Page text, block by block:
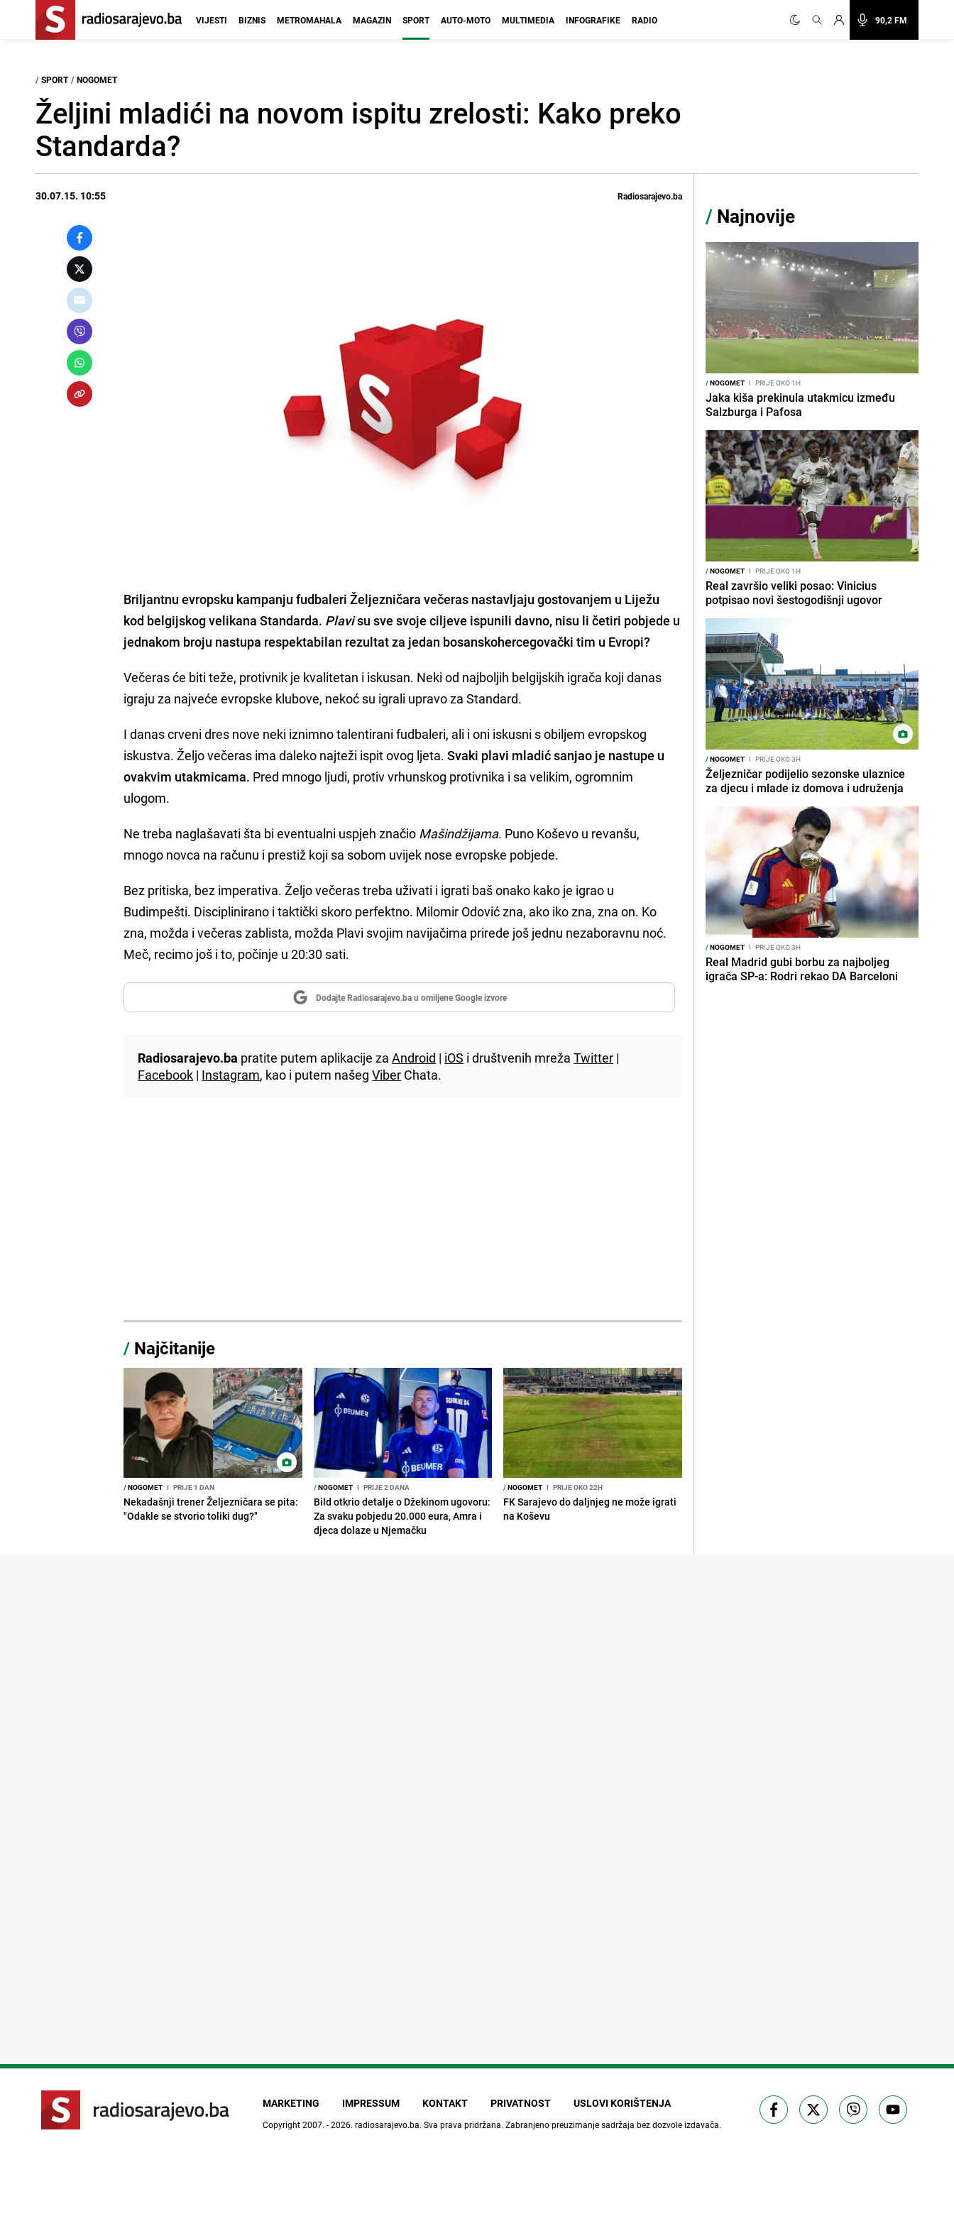
90,2 FM
VIJESTI BIZNIS METROMAHALA MAGAZIN SPORT AUTO-MOTO MULTIMEDIA INFOGRAFIKE RADIO
/ SPORT / NOGOMET
Željini mladići na novom ispitu zrelosti: Kako preko
Standarda?
30.07.15. 10:55 Radiosarajevo.ba
Briljantnu evropsku kampanju fudbaleriŽeljezničaravečeras nastavljaju gostovanjem u Liježu
kod belgijskog velikanaStandarda. Plavisu sve svoje ciljeve ispunili davno, nisu li četiri pobjede u
jednakom broju nastupa respektabilan rezultat za jedan bosanskohercegovački tim u Evropi?
Večeras će biti teže, protivnik je kvalitetan i iskusan. Neki od najboljih belgijskih igrača koji danas
igraju za najveće evropske klubove, nekoć su igrali upravo za Standard.
I danas crveni dres nove neki iznimno talentirani fudbaleri, ali i oni iskusni s obiljem evropskog
iskustva. Željo večeras ima daleko najteži ispit ovog ljeta.Svaki plavi mladić sanjao je nastupe u
ovakvim utakmicama. Pred mnogo ljudi, protiv vrhunskog protivnika i sa velikim, ogromnim
ulogom.
Ne treba naglašavati šta bi eventualni uspjeh značio Mašindžijama. Puno Koševo u revanšu,
mnogo novca na računu i prestiž koji sa sobom uvijek nose evropske pobjede.
Bez pritiska, bez imperativa. Željo večeras treba uživati i igrati baš onako kako je igrao u
Budimpešti. Disciplinirano i taktički skoro perfektno. Milomir Odović zna, ako iko zna, zna on. Ko
zna, možda i večeras zablista, možda Plavi svojim navijačima prirede još jednu nezaboravnu noć.
Meč, recimo još i to, počinje u 20:30 sati.
Dodajte Radiosarajevo.ba u omiljene Google izvore
Radiosarajevo.ba pratite putem aplikacije zaAndroid | iOS i društvenih mrežaTwitter |
Facebook | Instagram, kao i putem našegViber Chata.
/ Najčitanije
/NOGOMET I PRIJE 1 DAN
Nekadašnji trener Željezničara se pita:
"Odakle se stvorio toliki dug?"
/NOGOMET I PRIJE 2 DANA
Bild otkrio detalje o Džekinom ugovoru:
Za svaku pobjedu 20.000 eura, Amra i
djeca dolaze u Njemačku
/NOGOMET I PRIJE OKO 22H
FK Sarajevo do daljnjeg ne može igrati
na Koševu
/ Najnovije
/NOGOMET I PRIJE OKO 1H
Jaka kiša prekinula utakmicu između
Salzburga i Pafosa
/NOGOMET I PRIJE OKO 1H
Real završio veliki posao: Vinicius
potpisao novi šestogodišnji ugovor
/NOGOMET I PRIJE OKO 3H
Željezničar podijelio sezonske ulaznice
za djecu i mlade iz domova i udruženja
/NOGOMET I PRIJE OKO 3H
Real Madrid gubi borbu za najboljeg
igrača SP-a: Rodri rekao DA Barceloni
MARKETING IMPRESSUM KONTAKT PRIVATNOST USLOVI KORIŠTENJA
Copyright 2007. - 2026. radiosarajevo.ba. Sva prava pridržana. Zabranjeno preuzimanje sadržaja bez dozvole izdavača.